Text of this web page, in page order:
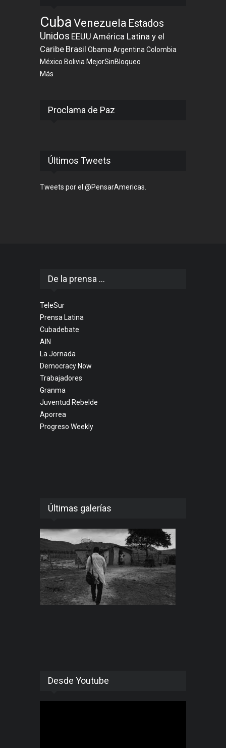
CubaVenezuela Estados
Unidos EEUU América Latina y el
Caribe Brasil Obama Argentina Colombia
México Bolivia MejorSinBloqueo
Más
Proclama de Paz
Últimos Tweets
Tweets por el @PensarAmericas.
De la prensa ...
TeleSur
Prensa Latina
Cubadebate
AIN
La Jornada
Democracy Now
Trabajadores
Granma
Juventud Rebelde
Aporrea
Progreso Weekly
Últimas galerías
Desde Youtube